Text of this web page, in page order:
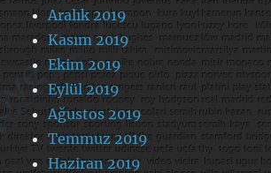
Aralık 2019
Kasım 2019
Ekim 2019
Eylül 2019
Ağustos 2019
Temmuz 2019
Haziran 2019